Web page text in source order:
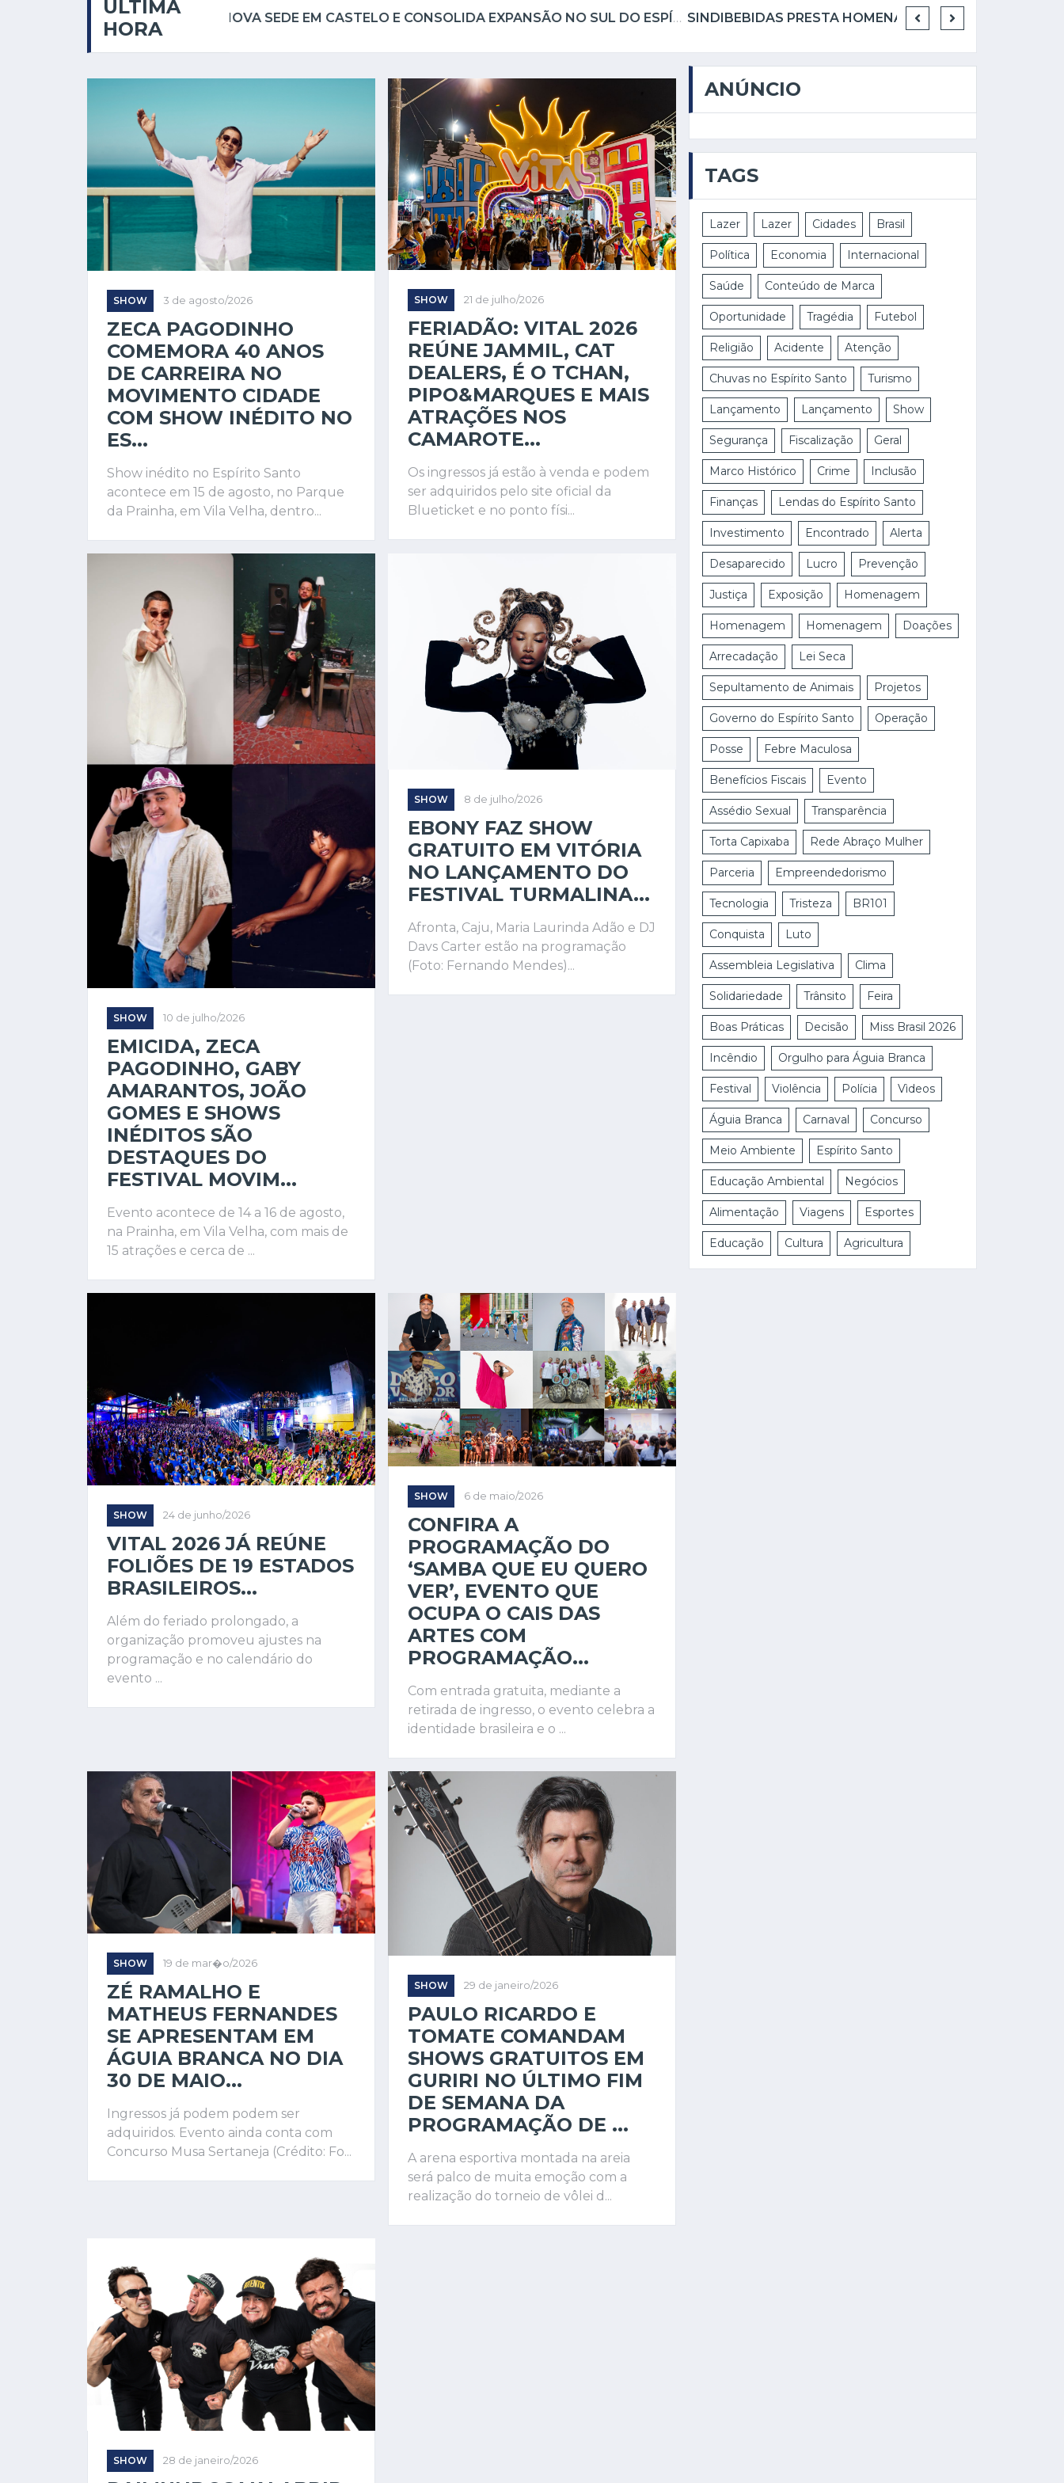
ÚLTIMA
HORA
RE/MAX FACILITY 2 INAUGURA NOVA SEDE EM CASTELO E CONSOLIDA EXPANSÃO NO SUL DO ESPÍRITO SANTO
SHOW 3 de agosto/2026
ZECA PAGODINHO
COMEMORA 40 ANOS
DE CARREIRA NO
MOVIMENTO CIDADE
COM SHOW INÉDITO NO
ES...
Show inédito no Espírito Santo
acontece em 15 de agosto, no Parque
da Prainha, em Vila Velha, dentro...
SHOW 21 de julho/2026
FERIADÃO: VITAL 2026
REÚNE JAMMIL, CAT
DEALERS, É O TCHAN,
PIPO&MARQUES E MAIS
ATRAÇÕES NOS
CAMAROTE...
Os ingressos já estão à venda e podem
ser adquiridos pelo site oficial da
Blueticket e no ponto físi...
SHOW 10 de julho/2026
EMICIDA, ZECA
PAGODINHO, GABY
AMARANTOS, JOÃO
GOMES E SHOWS
INÉDITOS SÃO
DESTAQUES DO
FESTIVAL MOVIM...
Evento acontece de 14 a 16 de agosto,
na Prainha, em Vila Velha, com mais de
15 atrações e cerca de ...
SHOW 8 de julho/2026
EBONY FAZ SHOW
GRATUITO EM VITÓRIA
NO LANÇAMENTO DO
FESTIVAL TURMALINA...
Afronta, Caju, Maria Laurinda Adão e DJ
Davs Carter estão na programação
(Foto: Fernando Mendes)...
SHOW 24 de junho/2026
VITAL 2026 JÁ REÚNE
FOLIÕES DE 19 ESTADOS
BRASILEIROS...
Além do feriado prolongado, a
organização promoveu ajustes na
programação e no calendário do
evento ...
SHOW 6 de maio/2026
CONFIRA A
PROGRAMAÇÃO DO
‘SAMBA QUE EU QUERO
VER’, EVENTO QUE
OCUPA O CAIS DAS
ARTES COM
PROGRAMAÇÃO...
Com entrada gratuita, mediante a
retirada de ingresso, o evento celebra a
identidade brasileira e o ...
SHOW 19 de mar�o/2026
ZÉ RAMALHO E
MATHEUS FERNANDES
SE APRESENTAM EM
ÁGUIA BRANCA NO DIA
30 DE MAIO...
Ingressos já podem podem ser
adquiridos. Evento ainda conta com
Concurso Musa Sertaneja (Crédito: Fo...
SHOW 29 de janeiro/2026
PAULO RICARDO E
TOMATE COMANDAM
SHOWS GRATUITOS EM
GURIRI NO ÚLTIMO FIM
DE SEMANA DA
PROGRAMAÇÃO DE ...
A arena esportiva montada na areia
será palco de muita emoção com a
realização do torneio de vôlei d...
SHOW 28 de janeiro/2026
ANÚNCIO
TAGS
Lazer Lazer Cidades Brasil
Política Economia Internacional
Saúde Conteúdo de Marca
Oportunidade Tragédia Futebol
Religião Acidente Atenção
Chuvas no Espírito Santo Turismo
Lançamento Lançamento Show
Segurança Fiscalização Geral
Marco Histórico Crime Inclusão
Finanças Lendas do Espírito Santo
Investimento Encontrado Alerta
Desaparecido Lucro Prevenção
Justiça Exposição Homenagem
Homenagem Homenagem Doações
Arrecadação Lei Seca
Sepultamento de Animais Projetos
Governo do Espírito Santo Operação
Posse Febre Maculosa
Benefícios Fiscais Evento
Assédio Sexual Transparência
Torta Capixaba Rede Abraço Mulher
Parceria Empreendedorismo
Tecnologia Tristeza BR101
Conquista Luto
Assembleia Legislativa Clima
Solidariedade Trânsito Feira
Boas Práticas Decisão Miss Brasil 2026
Incêndio Orgulho para Águia Branca
Festival Violência Polícia Vìdeos
Águia Branca Carnaval Concurso
Meio Ambiente Espírito Santo
Educação Ambiental Negócios
Alimentação Viagens Esportes
Educação Cultura Agricultura